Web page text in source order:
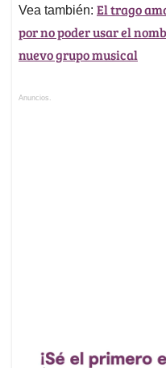
Vea también: El trago
por no poder usar el
nuevo grupo musical
Anuncios.